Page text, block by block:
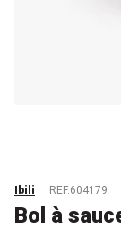
Ibili REF.604179
Bol à